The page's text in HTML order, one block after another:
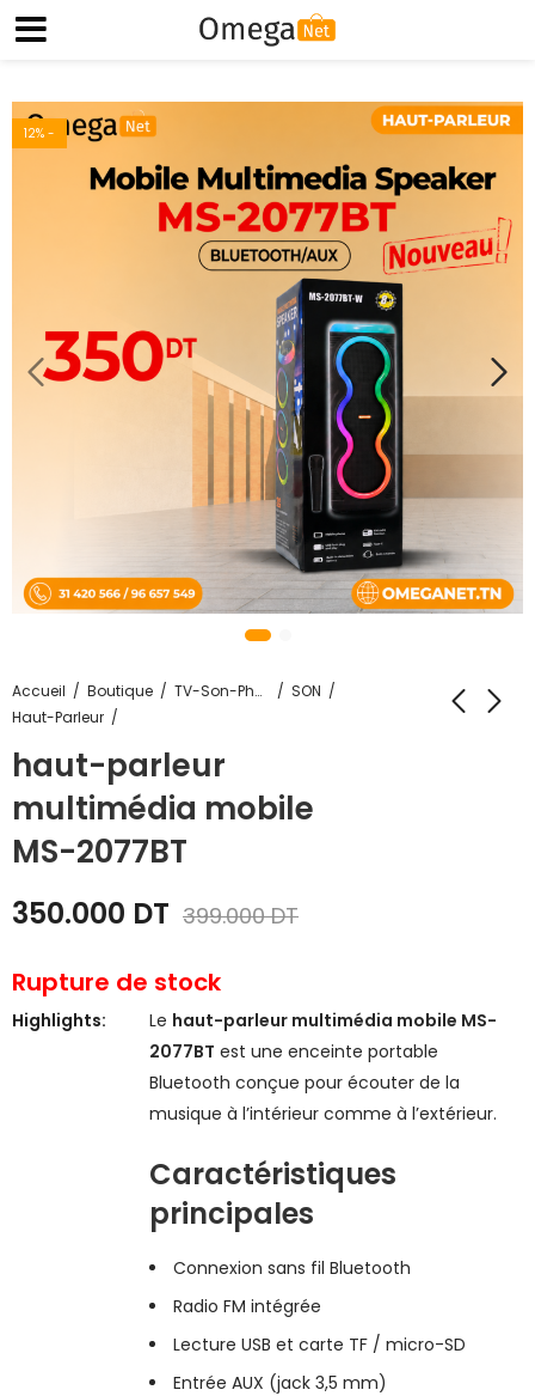
12% -
Accueil Boutique TV-Son-Photos
SON
Haut-Parleur
haut-parleur
multimédia mobile
MS-2077BT
350.000 DT 399.000DT
Rupture de stock
Highlights: Le haut-parleur multimédia mobile MS-
2077BT est une enceinte portable
Bluetooth conçue pour écouter de la
musique à l’intérieur comme à l’extérieur.
Caractéristiques
principales
Connexion sans fil Bluetooth
Radio FM intégrée
Lecture USB et carte TF / micro-SD
Entrée AUX (jack 3,5 mm)